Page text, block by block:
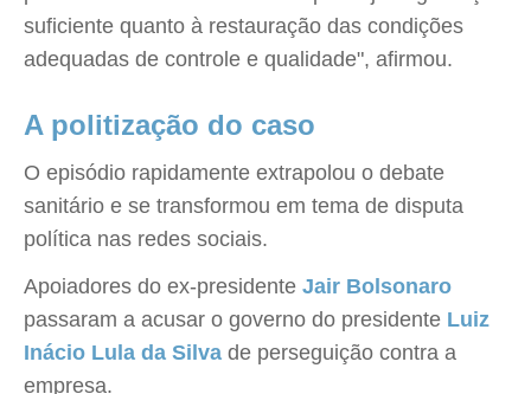
suficiente quanto à restauração das condições
adequadas de controle e qualidade", afirmou.
A politização do caso
O episódio rapidamente extrapolou o debate
sanitário e se transformou em tema de disputa
política nas redes sociais.
Apoiadores do ex-presidente Jair Bolsonaro
passaram a acusar o governo do presidente Luiz
Inácio Lula da Silva de perseguição contra a
empresa.